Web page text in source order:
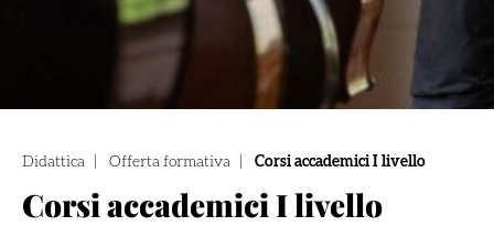
Didattica Offerta formativa Corsi accademici I livello
Corsi accademici I livello